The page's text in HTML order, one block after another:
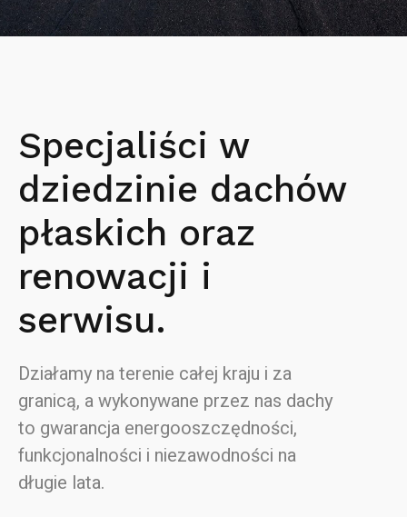
Specjaliści w
dziedzinie dachów
płaskich oraz
renowacji i
serwisu.
Działamy na terenie całej kraju i za
granicą, a wykonywane przez nas dachy
to gwarancja energooszczędności,
funkcjonalności i niezawodności na
długie lata.